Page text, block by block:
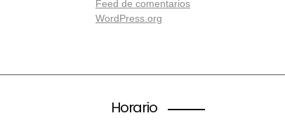
Feed de comentarios
WordPress.org
Horario